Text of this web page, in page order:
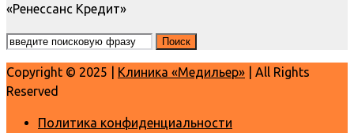
«Ренессанс Кредит»
Copyright © 2025 | Клиника «Медильер» | All Rights
Reserved
Политика конфиденциальности